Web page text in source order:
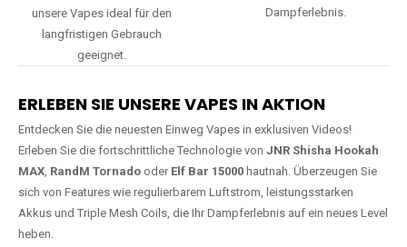
unsere Vapes ideal für den
langfristigen Gebrauch
geeignet.
Dampferlebnis.
ERLEBEN SIE UNSERE VAPES IN AKTION
Entdecken Sie die neuesten Einweg Vapes in exklusiven Videos!
Erleben Sie die fortschrittliche Technologie von JNR Shisha Hookah
MAX, RandM Tornado oder Elf Bar 15000 hautnah. Überzeugen Sie
sich von Features wie regulierbarem Luftstrom, leistungsstarken
Akkus und Triple Mesh Coils, die Ihr Dampferlebnis auf ein neues Level
heben.